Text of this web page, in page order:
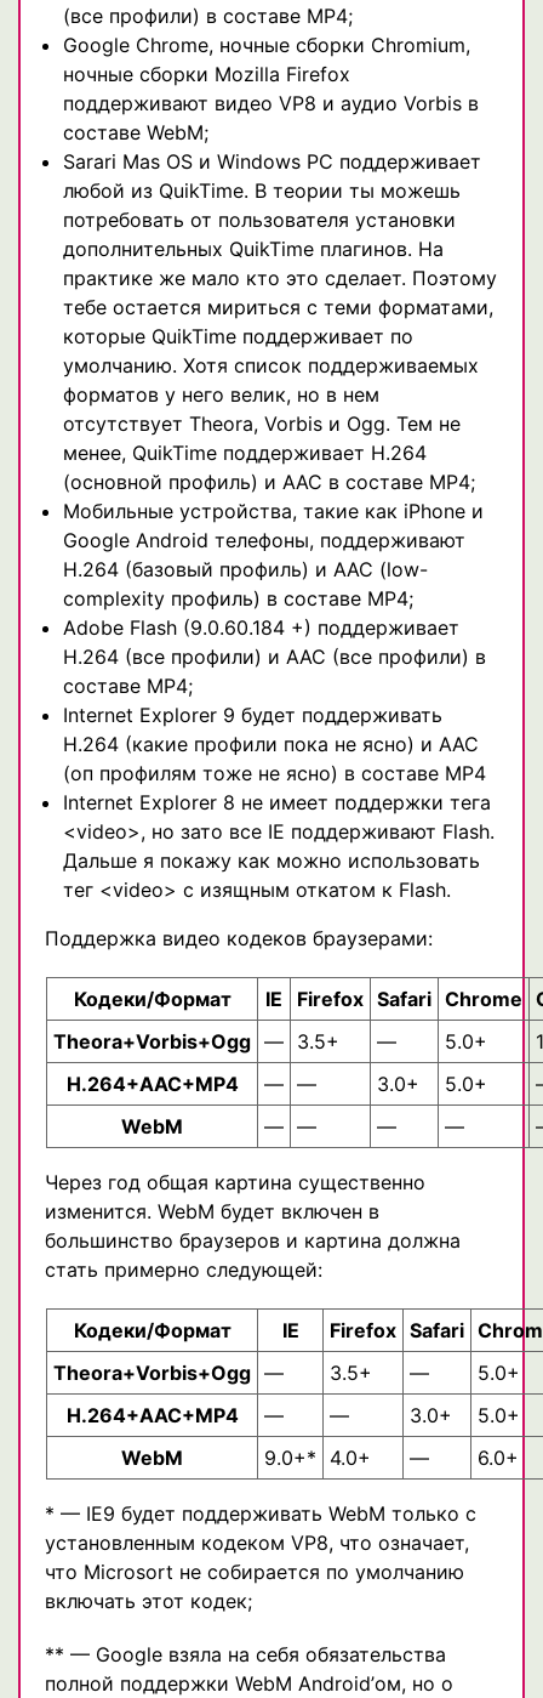
(все профили) в составе MP4;
Google Chrome, ночные сборки Chromium,
ночные сборки Mozilla Firefox
поддерживают видео VP8 и аудио Vorbis в
составе WebM;
Sarari Mas OS и Windows PC поддерживает
любой из QuikTime. В теории ты можешь
потребовать от пользователя установки
дополнительных QuikTime плагинов. На
практике же мало кто это сделает. Поэтому
тебе остается мириться с теми форматами,
которые QuikTime поддерживает по
умолчанию. Хотя список поддерживаемых
форматов у него велик, но в нем
отсутствует Theora, Vorbis и Ogg. Тем не
менее, QuikTime поддерживает H.264
(основной профиль) и AAC в составе MP4;
Мобильные устройства, такие как iPhone и
Google Android телефоны, поддерживают
H.264 (базовый профиль) и AAC (low-
complexity профиль) в составе MP4;
Adobe Flash (9.0.60.184 +) поддерживает
H.264 (все профили) и AAC (все профили) в
составе MP4;
Internet Explorer 9 будет поддерживать
H.264 (какие профили пока не ясно) и AAC
(оп профилям тоже не ясно) в составе MP4
Internet Explorer 8 не имеет поддержки тега
<video>, но зато все IE поддерживают Flash.
Дальше я покажу как можно использовать
тег <video> с изящным откатом к Flash.
Поддержка видео кодеков браузерами:
Кодеки/Формат IE Firefox Safari Chrome
Theora+Vorbis+Ogg — 3.5+ — 5.0+
H.264+AAC+MP4
— — 3.0+ 5.0+
WebM
— — — —
Через год общая картина существенно
изменится. WebM будет включен в
большинство браузеров и картина должна
стать примерно следующей:
Кодеки/Формат IE Firefox Safari
Theora+Vorbis+Ogg — 3.5+ —
5.0+
H.264+AAC+MP4
— — 3.0+
5.0+
WebM
9.0+* 4.0+ — 6.0+
* — IE9 будет поддерживать WebM только с
установленным кодеком VP8, что означает,
что Microsort не собирается по умолчанию
включать этот кодек;
** — Google взяла на себя обязательства
полной поддержки WebM Android’ом, но о